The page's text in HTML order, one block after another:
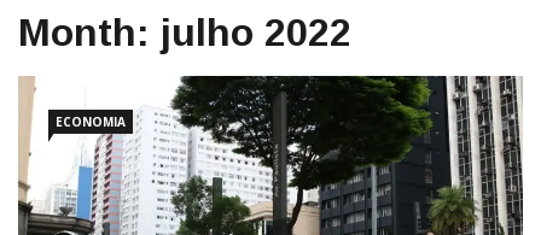
Month: julho 2022
ECONOMIA